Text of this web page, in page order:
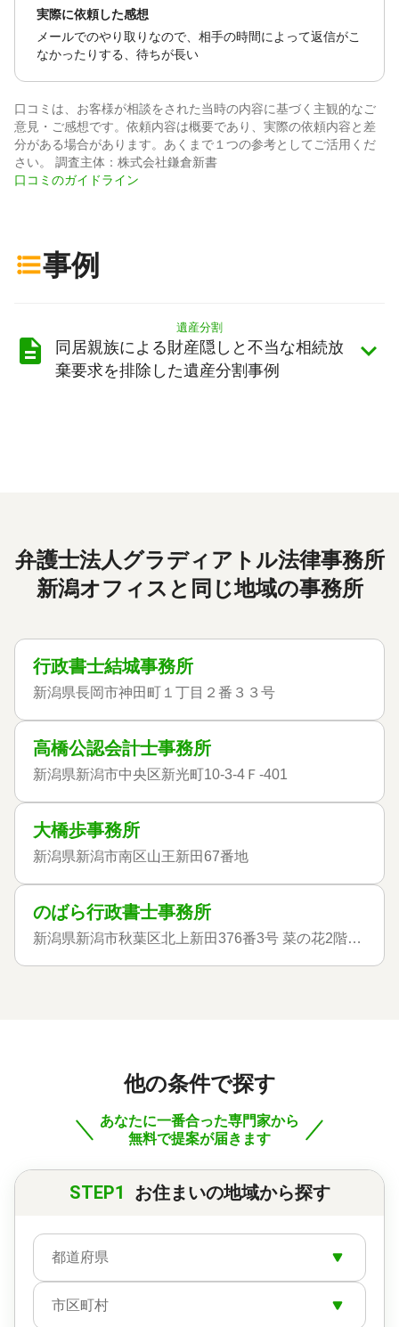
実際に依頼した感想
メールでのやり取りなので、相手の時間によって返信がこ
なかったりする、待ちが長い
口コミは、お客様が相談をされた当時の内容に基づく主観的なご
意見・ご感想です。依頼内容は概要であり、実際の依頼内容と差
分がある場合があります。あくまで１つの参考としてご活用くだ
さい。 調査主体：株式会社鎌倉新書
口コミのガイドライン
事例
遺産分割
同居親族による財産隠しと不当な相続放
棄要求を排除した遺産分割事例
弁護士法人グラディアトル法律事務所
新潟オフィスと同じ地域の事務所
行政書士結城事務所
新潟県長岡市神田町１丁目２番３３号
高橋公認会計士事務所
新潟県新潟市中央区新光町10-3-4Ｆ-401
大橋歩事務所
新潟県新潟市南区山王新田67番地
のばら行政書士事務所
新潟県新潟市秋葉区北上新田376番3号 菜の花2階2号室
他の条件で探す
あなたに一番合った専門家から
無料で提案が届きます
STEP1 お住まいの地域から探す
都道府県
市区町村